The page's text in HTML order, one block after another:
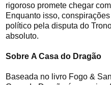
rigoroso promete chegar
Enquanto isso,
político pela disputa do
absoluto.
SobreA Casa do Dragão
Baseada no livro Fogo &